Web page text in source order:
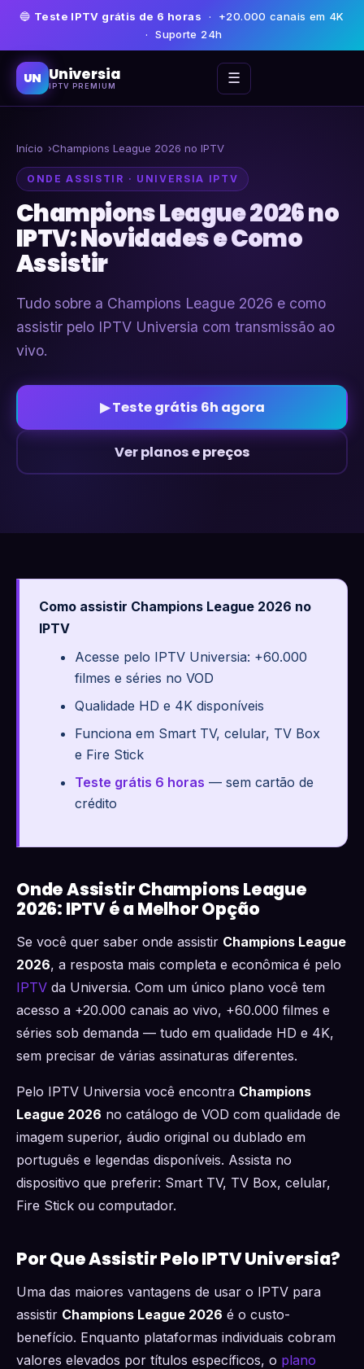
🔵 Teste IPTV grátis de 6 horas · +20.000 canais em 4K
· Suporte 24h
UN Universia
IPTV PREMIUM ☰
Início Champions League 2026 no IPTV
ONDE ASSISTIR · UNIVERSIA IPTV
Champions League 2026 no
IPTV: Novidades e Como
Assistir
Tudo sobre a Champions League 2026 e como
assistir pelo IPTV Universia com transmissão ao
vivo.
▶ Teste grátis 6h agora
Ver planos e preços
Como assistir Champions League 2026 no
IPTV
Acesse pelo IPTV Universia: +60.000
filmes e séries no VOD
Qualidade HD e 4K disponíveis
Funciona em Smart TV, celular, TV Box
e Fire Stick
Teste grátis 6 horas — sem cartão de
crédito
Onde Assistir Champions League
2026: IPTV é a Melhor Opção
Se você quer saber onde assistir Champions League
2026, a resposta mais completa e econômica é pelo
IPTV da Universia. Com um único plano você tem
acesso a +20.000 canais ao vivo, +60.000 filmes e
séries sob demanda — tudo em qualidade HD e 4K,
sem precisar de várias assinaturas diferentes.
Pelo IPTV Universia você encontra Champions
League 2026 no catálogo de VOD com qualidade de
imagem superior, áudio original ou dublado em
português e legendas disponíveis. Assista no
dispositivo que preferir: Smart TV, TV Box, celular,
Fire Stick ou computador.
Por Que Assistir Pelo IPTV Universia?
Uma das maiores vantagens de usar o IPTV para
assistir Champions League 2026 é o custo-
benefício. Enquanto plataformas individuais cobram
valores elevados por títulos específicos, o plano